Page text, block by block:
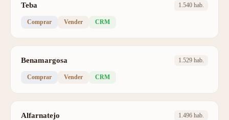
Teba 1.540 hab.
Comprar Vender CRM
Benamargosa 1.529 hab.
Comprar Vender CRM
Alfarnatejo 1.496 hab.